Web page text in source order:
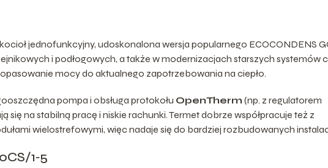
jednofunkcyjny, udoskonalona wersja popularnego ECOCONDENS
i podłogowych, a także w modernizacjach starszych systemów
mocy do aktualnego zapotrzebowania na ciepło.
pompa i obsługa protokołu OpenTherm (np. z regulatorem
się na stabilną pracę i niskie rachunki. Termet dobrze współpracuje też z
wielostrefowymi, więc nadaje się do bardziej rozbudowanych
1‑5